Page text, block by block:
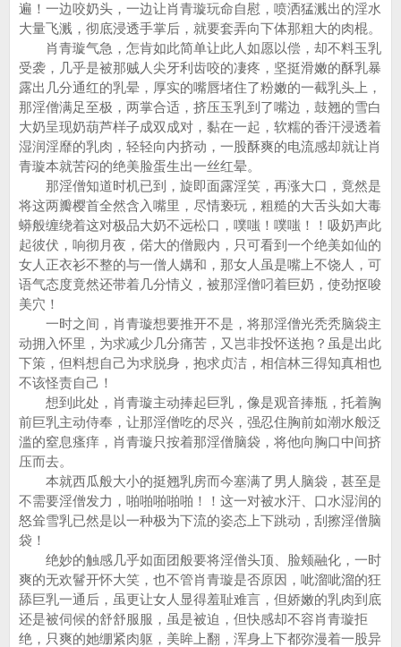
遍！一边咬奶头，一边让肖青璇玩命自慰，喷洒猛溅出的淫水
大量飞溅，彻底浸透手掌后，就要套弄向下体那粗大的肉棍。
肖青璇气急，怎肯如此简单让此人如愿以偿，却不料玉乳
受袭，几乎是被那贼人尖牙利齿咬的凄疼，坚挺滑嫩的酥乳暴
露出几分通红的乳晕，厚实的嘴唇堵住了粉嫩的一截乳头上，
那淫僧满足至极，两掌合适，挤压玉乳到了嘴边，鼓翘的雪白
大奶呈现奶葫芦样子成双成对，黏在一起，软糯的香汗浸透着
湿润淫靡的乳肉，轻轻向内挤动，一股酥爽的电流感却就让肖
青璇本就苦闷的绝美脸蛋生出一丝红晕。
那淫僧知道时机已到，旋即面露淫笑，再涨大口，竟然是
将这两瓣樱首全然含入嘴里，尽情亵玩，粗糙的大舌头如大毒
蟒般缠绕着这对极品大奶不远松口，噗嗤！噗嗤！！吸奶声此
起彼伏，响彻月夜，偌大的僧殿内，只可看到一个绝美如仙的
女人正衣衫不整的与一僧人媾和，那女人虽是嘴上不饶人，可
语气态度竟然还带着几分情义，被那淫僧叼着巨奶，使劲抠唆
美穴！
一时之间，肖青璇想要推开不是，将那淫僧光秃秃脑袋主
动拥入怀里，为求减少几分痛苦，又岂非投怀送抱？虽是出此
下策，但料想自己为求脱身，抱求贞洁，相信林三得知真相也
不该怪责自己！
想到此处，肖青璇主动捧起巨乳，像是观音捧瓶，托着胸
前巨乳主动侍奉，让那淫僧吃的尽兴，强忍住胸前如潮水般泛
滥的窒息瘙痒，肖青璇只按着那淫僧脑袋，将他向胸口中间挤
压而去。
本就西瓜般大小的挺翘乳房而今塞满了男人脑袋，甚至是
不需要淫僧发力，啪啪啪啪啪！！这一对被水汗、口水湿润的
怒耸雪乳已然是以一种极为下流的姿态上下跳动，刮擦淫僧脑
袋！
绝妙的触感几乎如面团般要将淫僧头顶、脸颊融化，一时
爽的无欢鬙开怀大笑，也不管肖青璇是否原因，呲溜呲溜的狂
舔巨乳一通后，虽更让女人显得羞耻难言，但娇嫩的乳肉到底
还是被伺候的舒舒服服，虽是被迫，但快感却不容肖青璇拒
绝，只爽的她绷紧肉躯，美眸上翻，浑身上下都弥漫着一股异